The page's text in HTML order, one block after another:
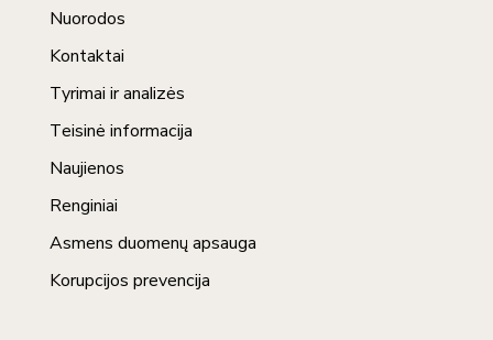
Nuorodos
Kontaktai
Tyrimai ir analizės
Teisinė informacija
Naujienos
Renginiai
Asmens duomenų apsauga
Korupcijos prevencija